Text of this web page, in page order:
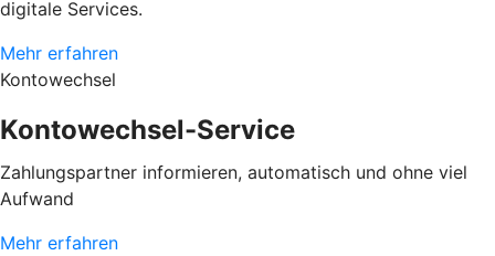
digitale Services.
Mehr erfahren
Kontowechsel
Kontowechsel-Service
Zahlungspartner informieren, automatisch und ohne viel
Aufwand
Mehr erfahren